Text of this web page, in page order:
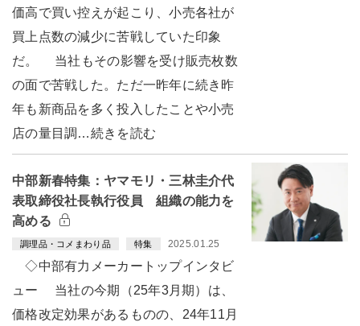
価高で買い控えが起こり、小売各社が
買上点数の減少に苦戦していた印象
だ。 当社もその影響を受け販売枚数
の面で苦戦した。ただ一昨年に続き昨
年も新商品を多く投入したことや小売
店の量目調…続きを読む
中部新春特集：ヤマモリ・三林圭介代
表取締役社長執行役員 組織の能力を
高める
調理品・コメまわり品 特集 2025.01.25
◇中部有力メーカートップインタビ
ュー 当社の今期（25年3月期）は、
価格改定効果があるものの、24年11月